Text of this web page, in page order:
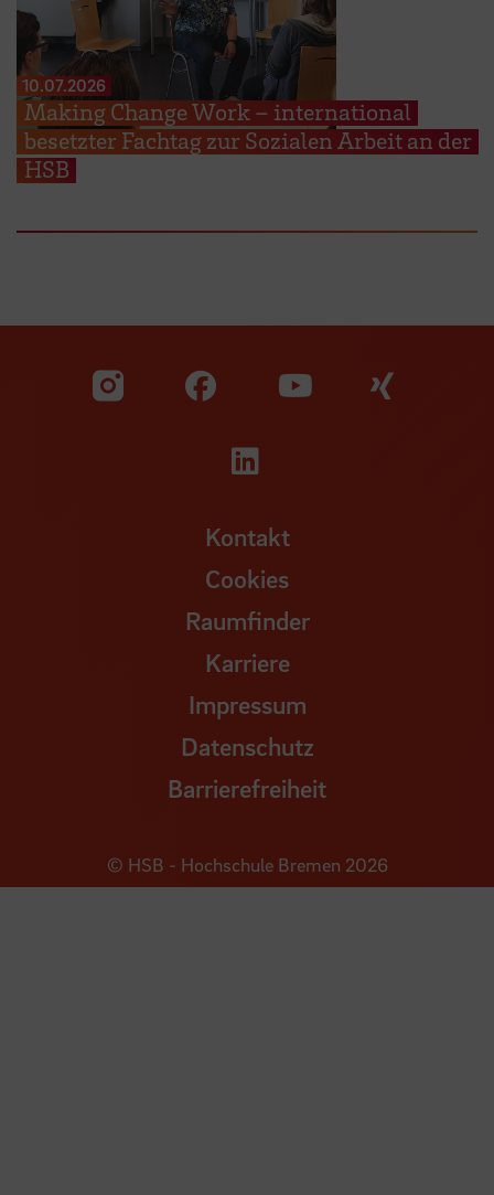
10.07.2026
Making Change Work – international
besetzter Fachtag zur Sozialen Arbeit an der
HSB
Zu unserer Facebook
Zu
Zu unserer
Kontakt
Cookies
Raumfinder
Karriere
Impressum
Datenschutz
Barrierefreiheit
© HSB - Hochschule Bremen 2026